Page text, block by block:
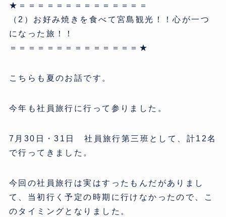
★＝＝＝＝＝＝＝＝＝＝＝＝＝＝
（2）お好み焼きを食べて宮島観光！！心が一つ
になった旅！！
＝＝＝＝＝＝＝＝＝＝＝＝＝＝★
こちらも夏のお話です。
今年も社員旅行に行って参りました。
7月30日・31日 社員旅行第三班として、計12名
で行ってきました。
今回の社員旅行は実はすったもんだがありまし
て、当初行く予定の時期に行けなかったので、こ
のタイミングとなりました。